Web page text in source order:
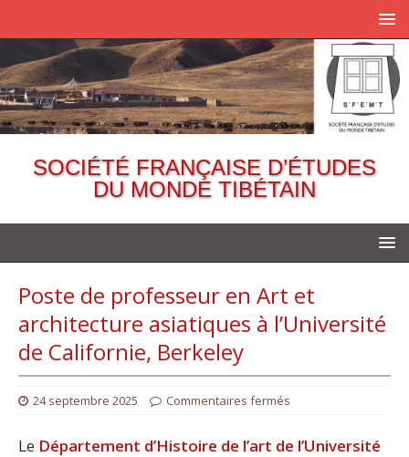
SOCIÉTÉ FRANÇAISE D’ÉTUDES
DU MONDE TIBÉTAIN
Poste de professeur en Art et
architecture asiatiques à l’Université
de Californie, Berkeley
24 septembre 2025 Commentaires fermés
Le Département d’Histoire de l’art de l’Université